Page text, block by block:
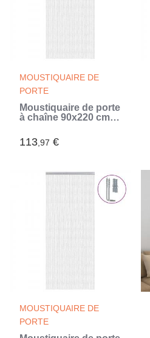
MOUSTIQUAIRE DE
PORTE
Moustiquaire de porte
à chaîne 90x220 cm
113,97 €
MOUSTIQUAIRE DE
PORTE